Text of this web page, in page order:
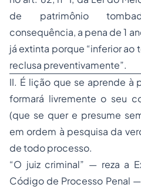
de patrimônio
consequência, a pena de 1
já extinta porque “inferior ao
reclusa preventivamente”.
II. É lição que se aprende à
formará livremente o seu
(que se quer e presume
em ordem à pesquisa da
de todo processo.
“O juiz criminal” — reza a
Código de Processo Penal —